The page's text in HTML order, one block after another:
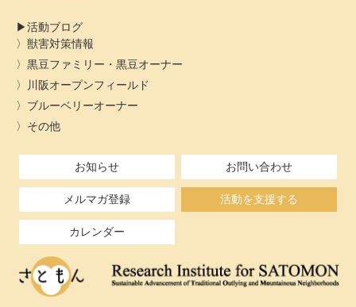
活動ブログ
獣害対策情報
黒豆ファミリー・黒豆オーナー
川阪オープンフィールド
ブルーベリーオーナー
その他
お知らせ お問い合わせ
メルマガ登録 活動を支援する
カレンダー